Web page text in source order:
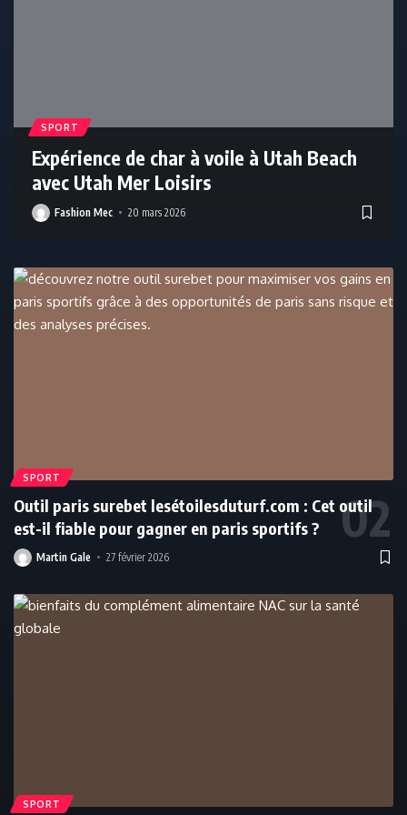
SPORT
Expérience de char à voile à Utah Beach
avec Utah Mer Loisirs
Fashion Mec 20 mars 2026
SPORT
Outil paris surebet lesétoilesduturf.com : Cet outil
est-il fiable pour gagner en paris sportifs ?
Martin Gale 27 février 2026
SPORT